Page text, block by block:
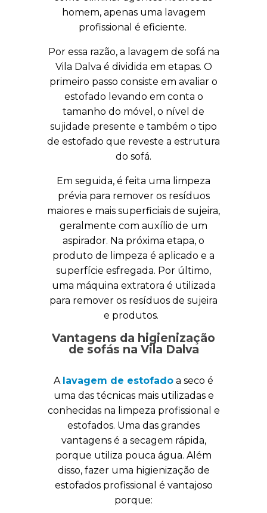
homem, apenas uma lavagem
profissional é eficiente.
Por essa razão, a lavagem de sofá na
Vila Dalva é dividida em etapas. O
primeiro passo consiste em avaliar o
estofado levando em conta o
tamanho do móvel, o nível de
sujidade presente e também o tipo
de estofado que reveste a estrutura
do sofá.
Em seguida, é feita uma limpeza
prévia para remover os resíduos
maiores e mais superficiais de sujeira,
geralmente com auxílio de um
aspirador. Na próxima etapa, o
produto de limpeza é aplicado e a
superfície esfregada. Por último,
uma máquina extratora é utilizada
para remover os resíduos de sujeira
e produtos.
Vantagens da higienização
de sofás na Vila Dalva
A lavagem de estofado a seco é
uma das técnicas mais utilizadas e
conhecidas na limpeza profissional e
estofados. Uma das grandes
vantagens é a secagem rápida,
porque utiliza pouca água. Além
disso, fazer uma higienização de
estofados profissional é vantajoso
porque: